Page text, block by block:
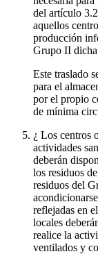
del artículo
aquellos
producción
Grupo II
Este traslado
para el
por el propio
de mínima
¿ Los centros
actividades
deberán
los residuos
residuos del
reflejadas en
locales
realice la
ventilados y